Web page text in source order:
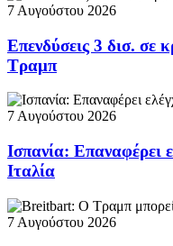
7 Αυγούστου 2026
Επενδύσεις 3 δισ. σε
Τραμπ
7 Αυγούστου 2026
Ισπανία: Επαναφέρει
Ιταλία
7 Αυγούστου 2026